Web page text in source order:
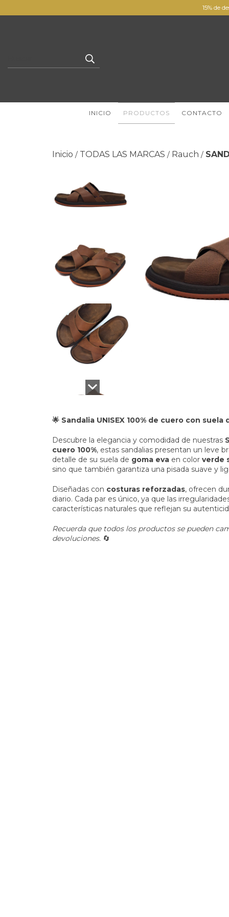
15% de
INICIO PRODUCTOS CONTACTO
Inicio / TODAS LAS MARCAS / Rauch /
🌟 Sandalia UNISEX 100% de cuero con suela
Descubre la elegancia y comodidad de nuestras
cuero 100%, estas sandalias presentan un leve
detalle de su suela de goma eva en color verde
sino que también garantiza una pisada suave y
Diseñadas con costuras reforzadas, ofrecen
diario. Cada par es único, ya que las
características naturales que reflejan su
Recuerda que todos los productos se pueden
devoluciones. 🔄